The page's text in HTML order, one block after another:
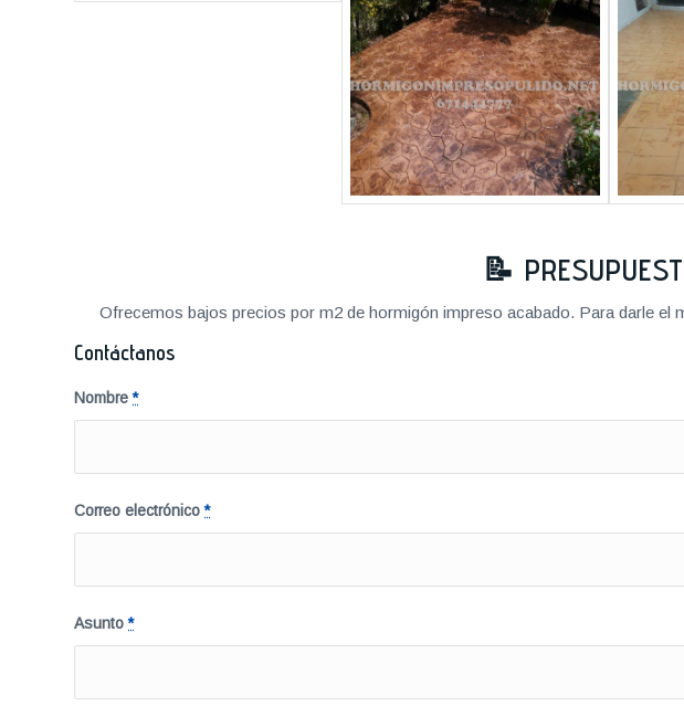
📝
Ofrecemos bajos precios por m2 de hormigón impreso acabado. Para darle
Contáctanos
Nombre*
Correo electrónico*
Asunto*